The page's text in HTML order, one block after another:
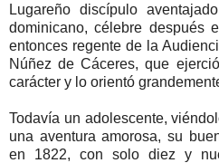
Lugareño discípulo
dominicano, célebre después
entonces regente de la
Núñez de Cáceres, que
carácter y lo orientó
Todavía un adolescente,
una aventura amorosa, su
en 1822, con solo diez y